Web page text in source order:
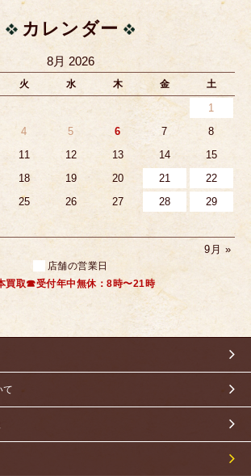
カレンダー
8月 2026
火 水 木 金 土
1
4 5 6 7
8
11 12 13 14
15
18 19 20 21
22
25 26 27 28
29
9月 »
店舗の営業日
買取☎受付年中無休：8時〜21時
て